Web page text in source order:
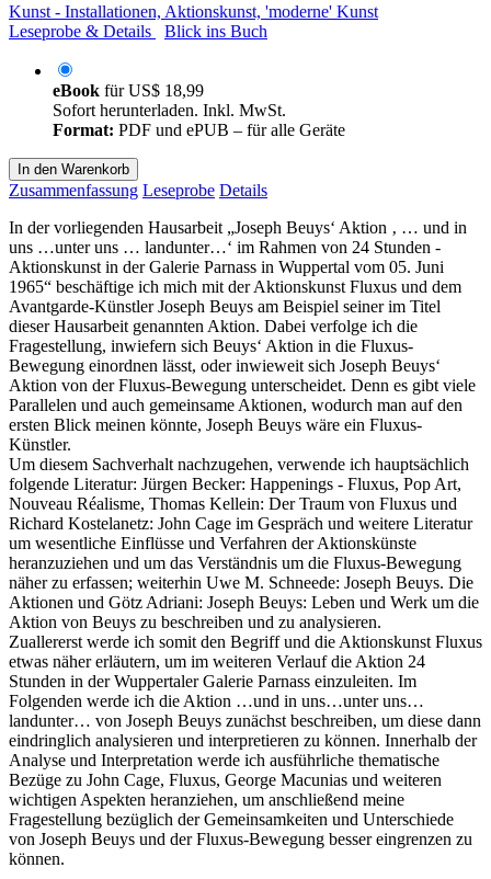
Kunst - Installationen, Aktionskunst, 'moderne' Kunst
Leseprobe & Details
Blick ins Buch
eBook fürUS$ 18,99
Sofort herunterladen. Inkl. MwSt.
Format: PDF und ePUB – für alle Geräte
In den Warenkorb
Zusammenfassung Leseprobe Details
In der vorliegenden Hausarbeit „Joseph Beuys‘ Aktion ‚ … und in
uns …unter uns … landunter…‘ im Rahmen von 24 Stunden -
Aktionskunst in der Galerie Parnass in Wuppertal vom 05. Juni
1965“ beschäftige ich mich mit der Aktionskunst Fluxus und dem
Avantgarde-Künstler Joseph Beuys am Beispiel seiner im Titel
dieser Hausarbeit genannten Aktion. Dabei verfolge ich die
Fragestellung, inwiefern sich Beuys‘ Aktion in die Fluxus-
Bewegung einordnen lässt, oder inwieweit sich Joseph Beuys‘
Aktion von der Fluxus-Bewegung unterscheidet. Denn es gibt viele
Parallelen und auch gemeinsame Aktionen, wodurch man auf den
ersten Blick meinen könnte, Joseph Beuys wäre ein Fluxus-
Künstler.
Um diesem Sachverhalt nachzugehen, verwende ich hauptsächlich
folgende Literatur: Jürgen Becker: Happenings - Fluxus, Pop Art,
Nouveau Réalisme, Thomas Kellein: Der Traum von Fluxus und
Richard Kostelanetz: John Cage im Gespräch und weitere Literatur
um wesentliche Einflüsse und Verfahren der Aktionskünste
heranzuziehen und um das Verständnis um die Fluxus-Bewegung
näher zu erfassen; weiterhin Uwe M. Schneede: Joseph Beuys. Die
Aktionen und Götz Adriani: Joseph Beuys: Leben und Werk um die
Aktion von Beuys zu beschreiben und zu analysieren.
Zuallererst werde ich somit den Begriff und die Aktionskunst Fluxus
etwas näher erläutern, um im weiteren Verlauf die Aktion 24
Stunden in der Wuppertaler Galerie Parnass einzuleiten. Im
Folgenden werde ich die Aktion …und in uns…unter uns…
landunter… von Joseph Beuys zunächst beschreiben, um diese dann
eindringlich analysieren und interpretieren zu können. Innerhalb der
Analyse und Interpretation werde ich ausführliche thematische
Bezüge zu John Cage, Fluxus, George Macunias und weiteren
wichtigen Aspekten heranziehen, um anschließend meine
Fragestellung bezüglich der Gemeinsamkeiten und Unterschiede
von Joseph Beuys und der Fluxus-Bewegung besser eingrenzen zu
können.